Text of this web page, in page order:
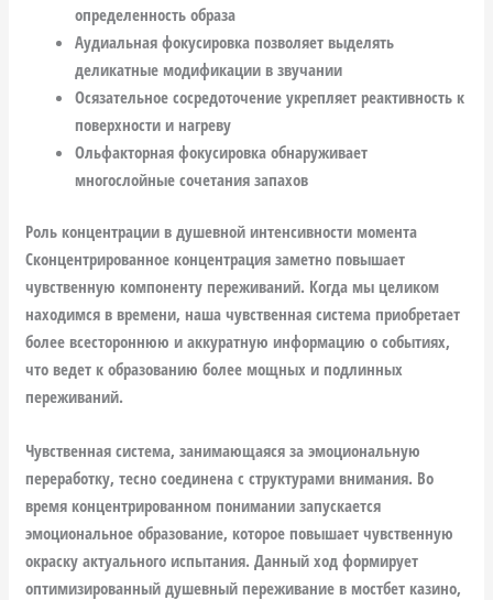
определенность образа
Аудиальная фокусировка позволяет выделять
деликатные модификации в звучании
Осязательное сосредоточение укрепляет реактивность к
поверхности и нагреву
Ольфакторная фокусировка обнаруживает
многослойные сочетания запахов
Роль концентрации в душевной интенсивности момента
Сконцентрированное концентрация заметно повышает
чувственную компоненту переживаний. Когда мы целиком
находимся в времени, наша чувственная система приобретает
более всестороннюю и аккуратную информацию о событиях,
что ведет к образованию более мощных и подлинных
переживаний.
Чувственная система, занимающаяся за эмоциональную
переработку, тесно соединена с структурами внимания. Во
время концентрированном понимании запускается
эмоциональное образование, которое повышает чувственную
окраску актуального испытания. Данный ход формирует
оптимизированный душевный переживание в мостбет казино,